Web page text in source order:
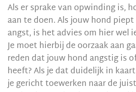
Als er sprake van opwinding is,
aan te doen. Als jouw hond
angst, is het advies om hier wel
Je moet hierbij de oorzaak aan
reden dat jouw hond angstig is
heeft? Als je dat duidelijk in
je gericht toewerken naar de